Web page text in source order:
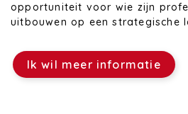
opportuniteit voor wie zijn
uitbouwen op een strategische
Ik wil meer informatie